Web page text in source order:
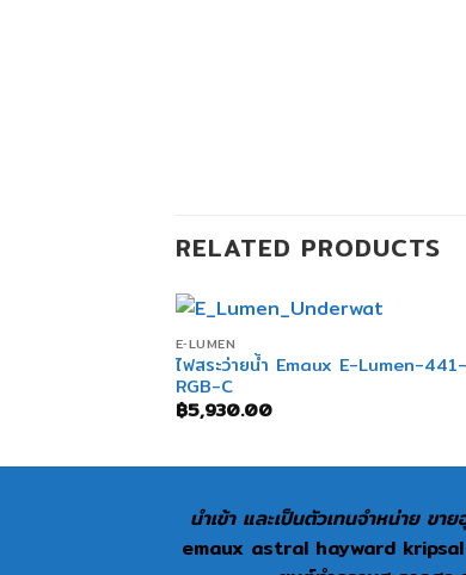
RELATED PRODUCTS
+
E‐LUMEN
ไฟสระว่ายน้ำ Emaux E-Lumen-441-
RGB-C
฿5,930.00
นำเข้า และเป็นตัวเทนจำหน่าย ข
emaux astral hayward